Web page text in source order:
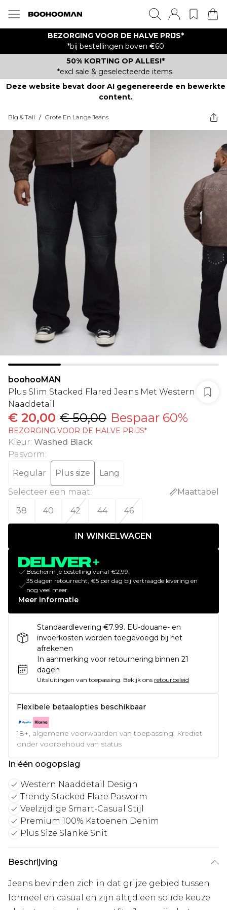
BEZORGING VOOR DE HALVE PRIJS*
*bij bestellingen boven €60
50% KORTING OP ALLES!*
*excl sale & geselecteerde items.
Deze website bevat door AI gegenereerde en bewerkte
content.
Big & Tall / Grote En Lange Jeans
boohooMAN
Plus Slim Stacked Flared Jeans Met Western
Naaddetail
€ 20,00 € 50,00 Bespaar 60%
BEZORGING VOOR DE HALVE PRIJS*
Kleur: Washed Black
Pasvorm:
Regular
Plus size
Lang
Selecteer een maat:
Maattabel
38
40 42 44 46
IN WINKELWAGEN
Bescherm je bestelling vanaf €2,99.
35 dagen retourrecht, €5 per dag bij vertraagde levering en
nog veel meer.
Meer informatie
Standaardlevering €7.99. EU-douane- en
invoerkosten worden toegevoegd bij het
afrekenen
In aanmerking voor retournering binnen 21
dagen
Uitsluitingen van toepassing. Bekijk ons retourbeleid
Flexibele betaalopties beschikbaar
18+, algemene voorwaarden van toepassing. Krediet
onder voorbehoud van status
In één oogopslag
Western Naaddetail Design
Trendy Stacked Flare Pasvorm
Veelzijdige Smart-Casual Stijl
Premium 100% Katoenen Denim
Plus Size Slanke Snit
Beschrijving
Jeans bevinden zich in dat grijze gebied tussen
formeel en casual en zijn altijd een solide keuze